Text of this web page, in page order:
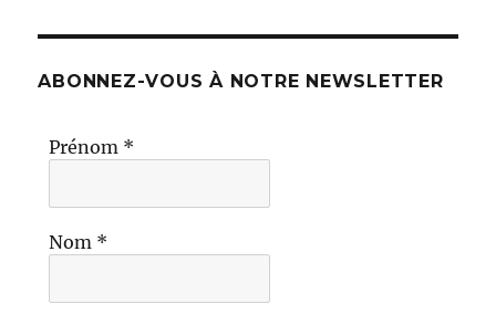
ABONNEZ-VOUS À NOTRE NEWSLETTER
Prénom *
Nom *